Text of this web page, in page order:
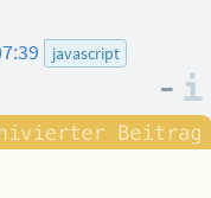
javascript
–